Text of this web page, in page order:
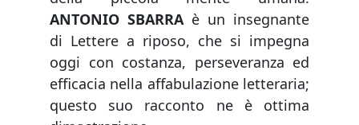
ANTONIO SBARRAè un insegnante
di Lettere a riposo, che si impegna
oggi con costanza, perseveranza ed
efficacia nella affabulazione letteraria;
questo suo racconto ne è ottima